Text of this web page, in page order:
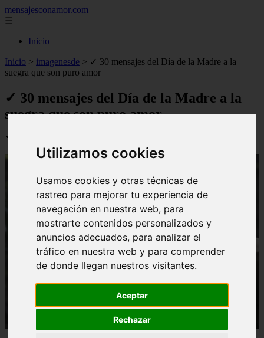
Utilizamos cookies
Usamos cookies y otras técnicas de
rastreo para mejorar tu experiencia de
navegación en nuestra web, para
mostrarte contenidos personalizados y
anuncios adecuados, para analizar el
tráfico en nuestra web y para comprender
de donde llegan nuestros visitantes.
Aceptar
Rechazar
mensajesconamor.com
☰
Inicio
Inicio > imagenesde > ✓ 30 mensajes del Día de la Madre a la
suegra que son puro amor
✓ 30 mensajes del Día de la Madre a la
suegra que son puro amor
📅 08/09/2025